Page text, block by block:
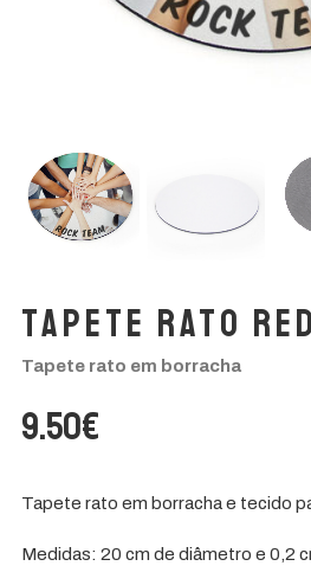
Portes
Tapete Rato
Tapete rato em borracha
9.50€
Tapete rato em borracha e tecido
Medidas: 20 cm de diâmetro e 0,2